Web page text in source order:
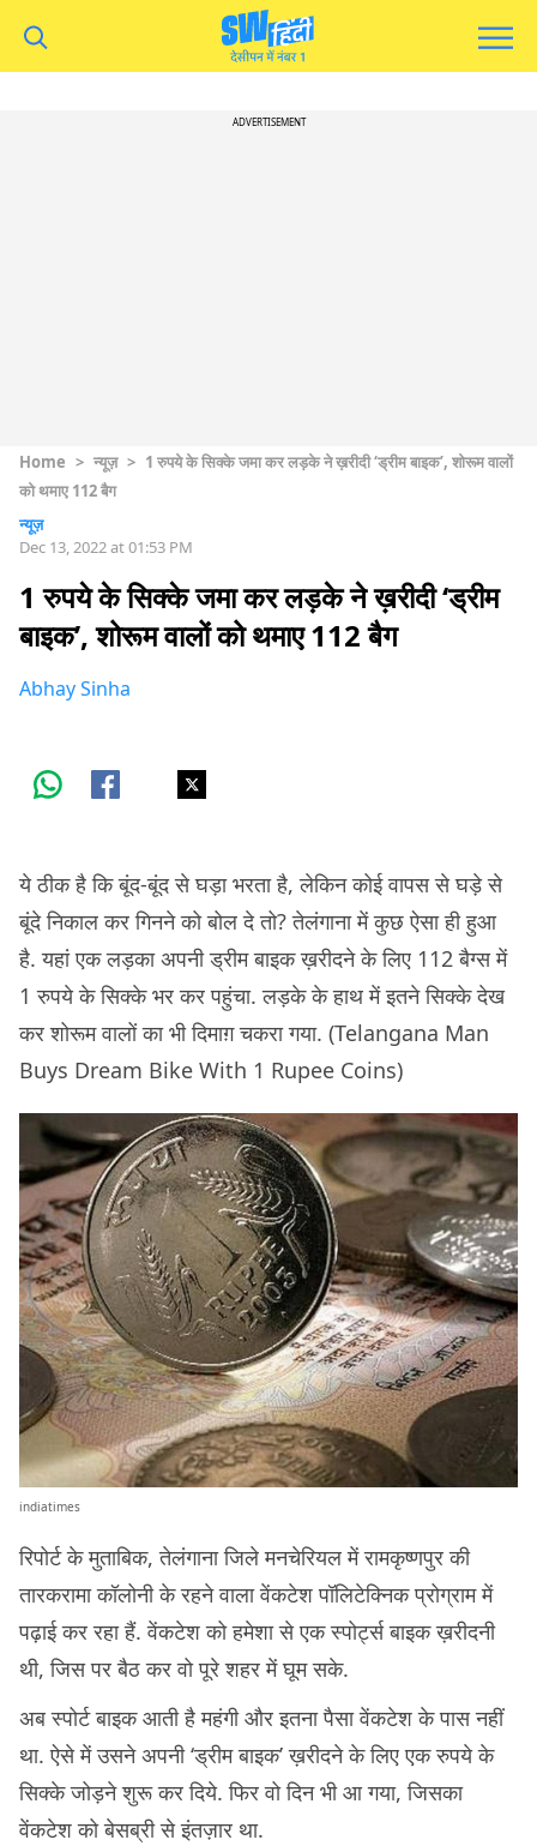
ADVERTISEMENT
Home > न्यूज़ > 1 रुपये के सिक्के जमा कर लड़के ने ख़रीदी ‘ड्रीम बाइक’, शोरूम वालों
को थमाए 112 बैग
न्यूज़
Dec 13, 2022 at 01:53 PM
1 रुपये के सिक्के जमा कर लड़के ने ख़रीदी ‘ड्रीम
बाइक’, शोरूम वालों को थमाए 112 बैग
Abhay Sinha
ये ठीक है कि बूंद-बूंद से घड़ा भरता है, लेकिन कोई वापस से घड़े से
बूंदे निकाल कर गिनने को बोल दे तो? तेलंगाना में कुछ ऐसा ही हुआ
है. यहां एक लड़का अपनी ड्रीम बाइक ख़रीदने के लिए 112 बैग्स में
1 रुपये के सिक्के भर कर पहुंचा. लड़के के हाथ में इतने सिक्के देख
कर शोरूम वालों का भी दिमाग़ चकरा गया. (Telangana Man
Buys Dream Bike With 1 Rupee Coins)
indiatimes
रिपोर्ट के मुताबिक, तेलंगाना जिले मनचेरियल में रामकृष्णपुर की
तारकरामा कॉलोनी के रहने वाला वेंकटेश पॉलिटेक्निक प्रोग्राम में
पढ़ाई कर रहा हैं. वेंकटेश को हमेशा से एक स्पोर्ट्स बाइक ख़रीदनी
थी, जिस पर बैठ कर वो पूरे शहर में घूम सके.
अब स्पोर्ट बाइक आती है महंगी और इतना पैसा वेंकटेश के पास नहीं
था. ऐसे में उसने अपनी ‘ड्रीम बाइक’ ख़रीदने के लिए एक रुपये के
सिक्के जोड़ने शुरू कर दिये. फिर वो दिन भी आ गया, जिसका
वेंकटेश को बेसब्री से इंतज़ार था.